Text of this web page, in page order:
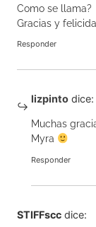
Como se llama?
Gracias y
Responder
lizpinto dice:
Muchas
Myra
Responder
STIFFscc dice: